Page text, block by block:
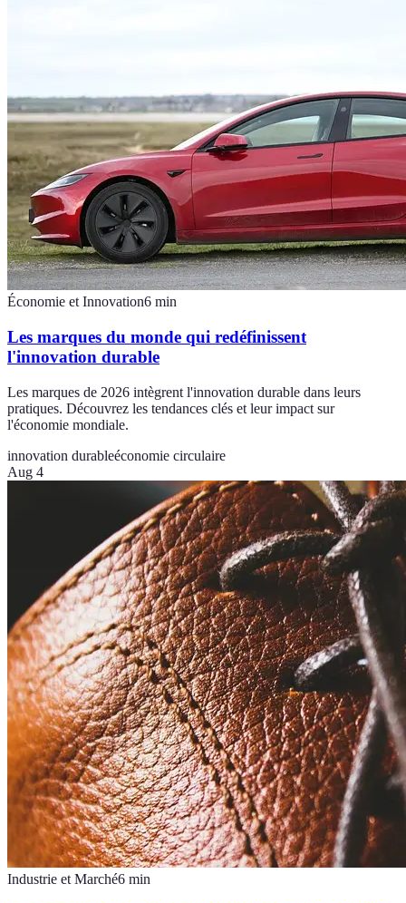
Économie et Innovation6 min
Les marques du monde qui redéfinissent
l'innovation durable
Les marques de 2026 intègrent l'innovation durable dans leurs
pratiques. Découvrez les tendances clés et leur impact sur
l'économie mondiale.
innovation durableéconomie circulaire
Aug 4
Industrie et Marché6 min